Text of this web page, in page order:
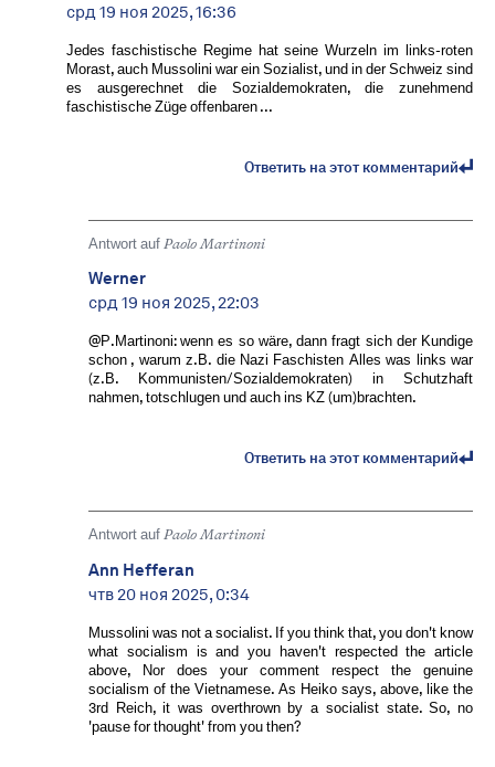
срд 19 ноя 2025, 16:36
Jedes faschistische Regime hat seine Wurzeln im links-roten
Morast, auch Mussolini war ein Sozialist, und in der Schweiz sind
es ausgerechnet die Sozialdemokraten, die zunehmend
faschistische Züge offenbaren ...
Ответить на этот комментарий
Antwort auf Paolo Martinoni
Werner
срд 19 ноя 2025, 22:03
@P.Martinoni: wenn es so wäre, dann fragt sich der Kundige
schon , warum z.B. die Nazi Faschisten Alles was links war
(z.B. Kommunisten/Sozialdemokraten) in Schutzhaft
nahmen, totschlugen und auch ins KZ (um)brachten.
Ответить на этот комментарий
Antwort auf Paolo Martinoni
Ann Hefferan
чтв 20 ноя 2025, 0:34
Mussolini was not a socialist. If you think that, you don't know
what socialism is and you haven't respected the article
above, Nor does your comment respect the genuine
socialism of the Vietnamese. As Heiko says, above, like the
3rd Reich, it was overthrown by a socialist state. So, no
'pause for thought' from you then?